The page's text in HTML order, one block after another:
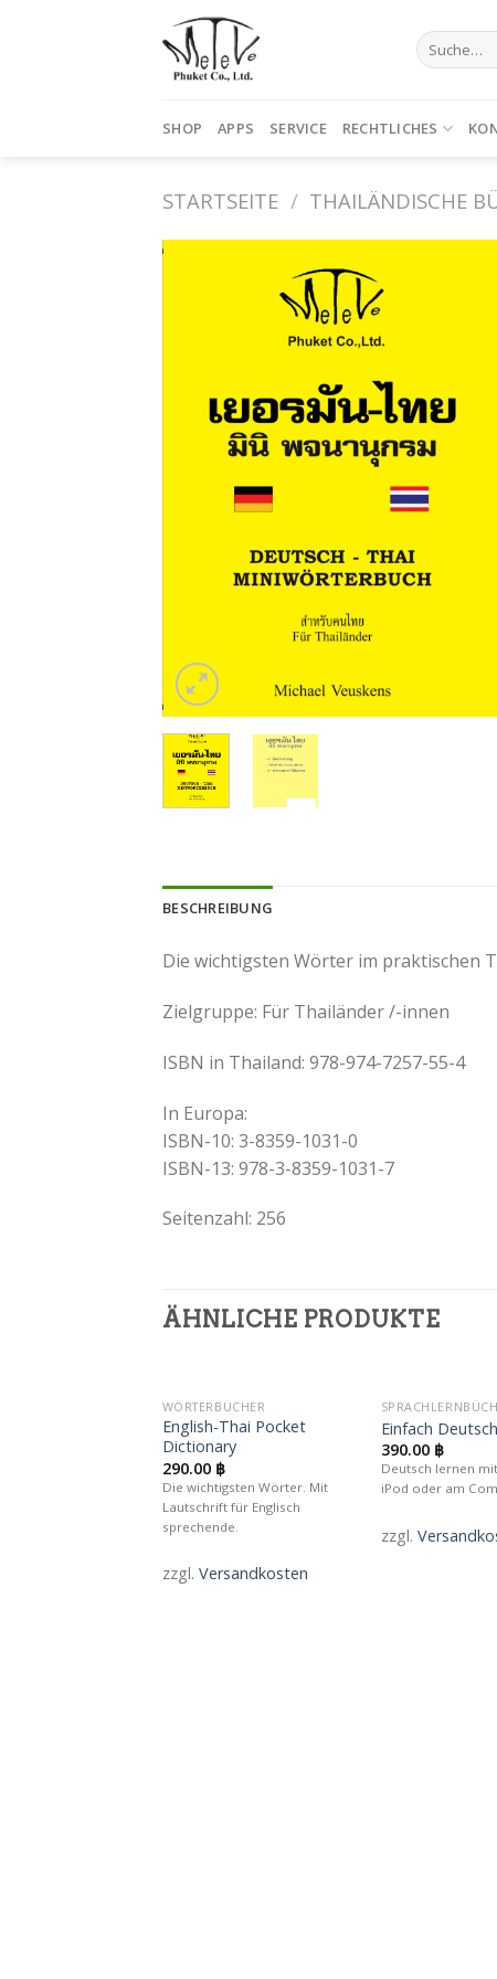
Suche
nach:
SHOP APPS SERVICE RECHTLICHES
STARTSEITE / THAILÄNDISCHE
BESCHREIBUNG
Die wichtigsten Wörter im praktischen
Zielgruppe: Für Thailänder /-innen
ISBN in Thailand: 978-974-7257-55-4
In Europa:
ISBN-10: 3-8359-1031-0
ISBN-13: 978-3-8359-1031-7
Seitenzahl: 256
ÄHNLICHE PRODUKTE
Auf die
Wunschliste
WÖRTERBÜCHER
English-Thai Pocket
Dictionary
290.00 ฿
Die wichtigsten Wörter. Mit
Lautschrift für Englisch
sprechende.
zzgl. Versandkosten
Einfach
390.00 ฿
Deutsch lernen
iPod oder am
zzgl.